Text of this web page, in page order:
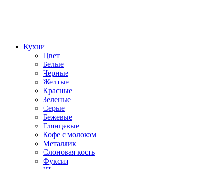
Кухни
Цвет
Белые
Черные
Желтые
Красные
Зеленые
Серые
Бежевые
Глянцевые
Кофе с молоком
Металлик
Слоновая кость
Фуксия